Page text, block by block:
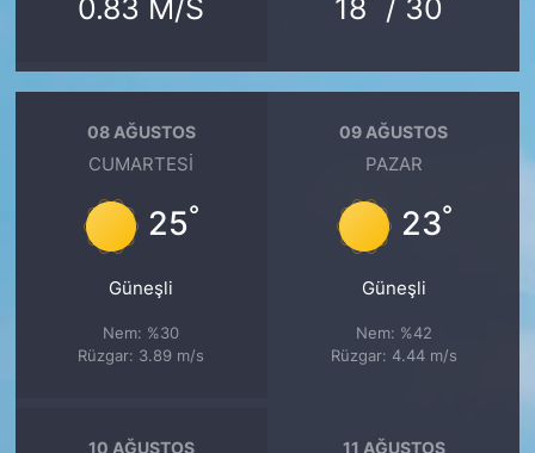
0.83 M/S 18 / 30
08 AĞUSTOS
CUMARTESI
25°
Güneşli
Nem: %30
Rüzgar: 3.89 m/s
09 AĞUSTOS
PAZAR
23°
Güneşli
Nem: %42
Rüzgar: 4.44 m/s
10 AĞUSTOS 11 AĞUSTOS